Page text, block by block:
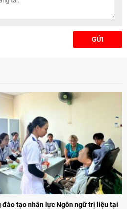
GỬI
tạo nhân lực Ngôn ngữ trị liệu tại